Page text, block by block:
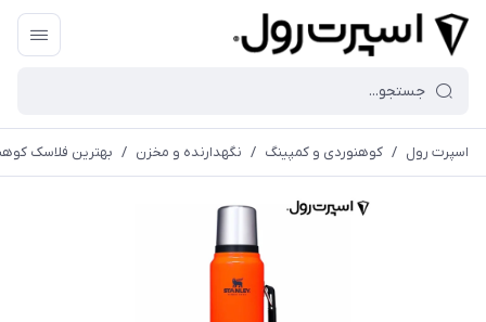
اسپرت رول / کوهنوردی و کمپینگ / نگهدارنده و مخزن / بهترین فلاسک